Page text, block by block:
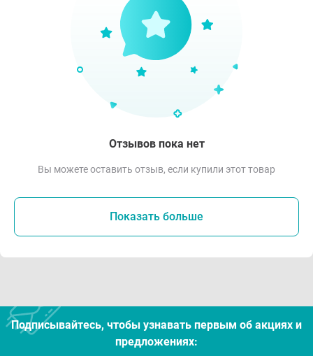
Отзывов пока нет
Вы можете оставить отзыв, если купили этот товар
Показать больше
Подписывайтесь, чтобы узнавать первым об акцияx и
предложениях: